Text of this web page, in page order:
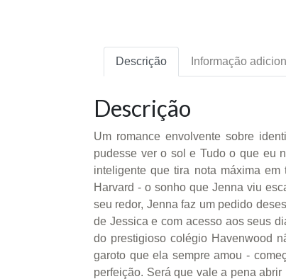
Descrição Informação
Descrição
Um romance envolvente sobre
pudesse ver o sol e Tudo o que eu
inteligente que tira nota máxima
Harvard - o sonho que Jenna viu
seu redor, Jenna faz um pedido
de Jessica e com acesso aos seus
do prestigioso colégio Havenwood
garoto que ela sempre amou -
perfeição. Será que vale a pena